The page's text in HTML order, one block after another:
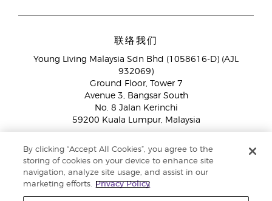
联络我们
Young Living Malaysia Sdn Bhd (1058616-D) (AJL
932069)
Ground Floor, Tower 7
Avenue 3, Bangsar South
No. 8 Jalan Kerinchi
59200 Kuala Lumpur, Malaysia
免付费专线：1800 189 889
WhatsApp对话: +60 15 4600 0691
By clicking “Accept All Cookies”, you agree to the
storing of cookies on your device to enhance site
navigation, analyze site usage, and assist in our
marketing efforts.
Privacy Policy